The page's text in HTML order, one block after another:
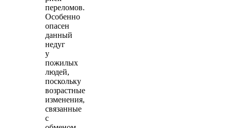
переломов.
Особенно
опасен
данный
недуг
у
пожилых
людей,
поскольку
возрастные
изменения,
связанные
с